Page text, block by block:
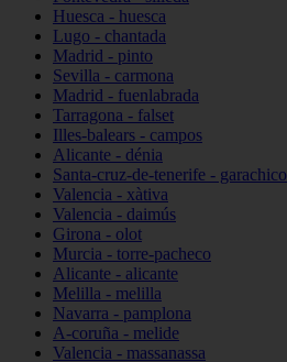
Huesca - huesca
Lugo - chantada
Madrid - pinto
Sevilla - carmona
Madrid - fuenlabrada
Tarragona - falset
Illes-balears - campos
Alicante - dénia
Santa-cruz-de-tenerife - garachico
Valencia - xàtiva
Valencia - daimús
Girona - olot
Murcia - torre-pacheco
Alicante - alicante
Melilla - melilla
Navarra - pamplona
A-coruña - melide
Valencia - massanassa